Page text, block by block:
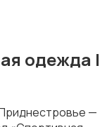
одежда |
—